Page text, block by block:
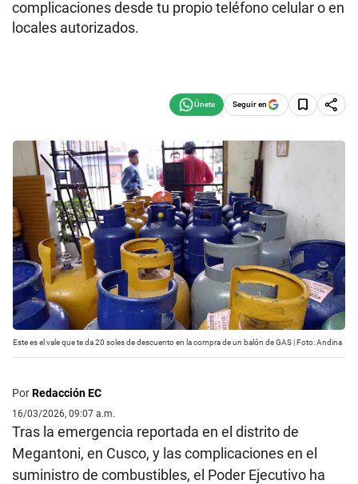
complicaciones desde tu propio teléfono celular o en
locales autorizados.
Seguir en
Este es el vale que te da 20 soles de descuento en la compra de un balón de GAS | Foto: Andina
PorRedacción EC
16/03/2026, 09:07 a.m.
Tras la emergencia reportada en el distrito de
Megantoni, en Cusco, y las complicaciones en el
suministro de combustibles, el Poder Ejecutivo ha